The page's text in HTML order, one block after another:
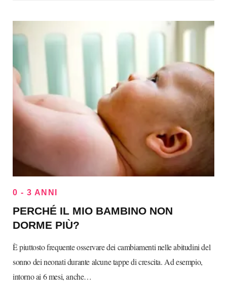
0 - 3 ANNI
PERCHÉ IL MIO BAMBINO NON
DORME PIÙ?
È piuttosto frequente osservare dei cambiamenti nelle abitudini del
sonno dei neonati durante alcune tappe di crescita. Ad esempio,
intorno ai 6 mesi, anche…